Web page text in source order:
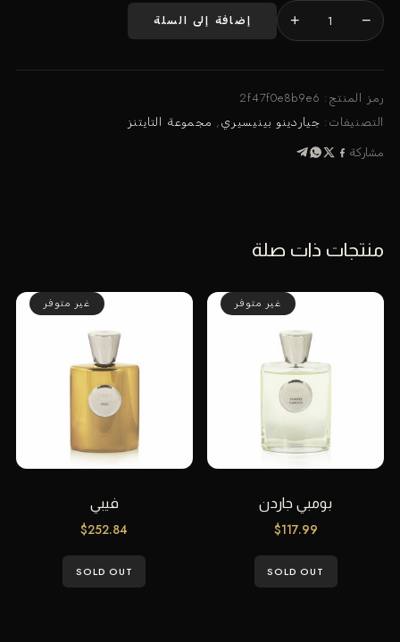
كمية−
+ إضافة إلى السلة
رمز المنتج: 2f47f0e8b9e6
التصنيفات: جياردينو بينيسيري, مجموعة التايتنز
مشاركة
منتجات ذات صلة
غير متوفر
بومبي جاردن
$117.99
SOLD OUT
غير متوفر
فيبي
$252.84
SOLD OUT